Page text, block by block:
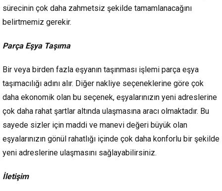
sürecinin çok daha zahmetsiz şekilde tamamlanacağını
belirtmemiz gerekir.
Parça Eşya Taşıma
Bir veya birden fazla eşyanın taşınması işlemi parça eşya
taşımacılığı adını alır. Diğer nakliye seçeneklerine göre çok
daha ekonomik olan bu seçenek, eşyalarınızın yeni adreslerine
çok daha rahat şartlar altında ulaşmasına aracı olmaktadır. Bu
sayede sizler için maddi ve manevi değeri büyük olan
eşyalarınızın gönül rahatlığı içinde çok daha konforlu bir şekilde
yeni adreslerine ulaşmasını sağlayabilirsiniz.
İletişim